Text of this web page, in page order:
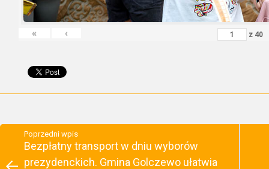
« ‹ z 40
Poprzedni wpis
Bezpłatny transport w dniu wyborów
prezydenckich. Gmina Golczewo ułatwia